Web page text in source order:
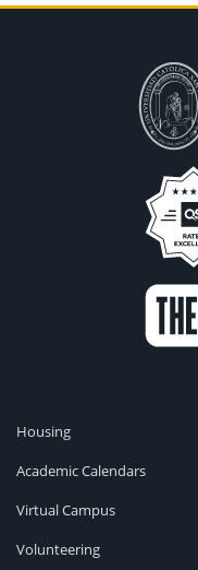
Housing
Academic Calendars
Virtual Campus
Volunteering